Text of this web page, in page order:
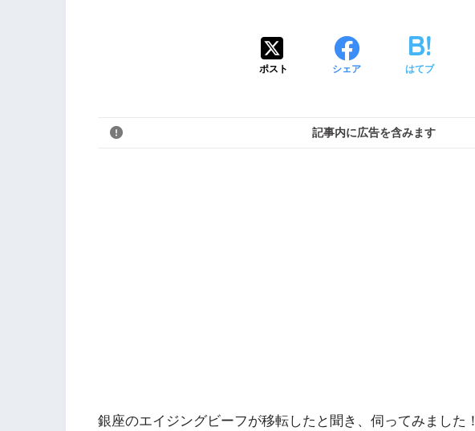
ポスト シェア はてブ
記事内に広告を含みます
銀座のエイジングビーフが移転したと聞き、伺ってみました！